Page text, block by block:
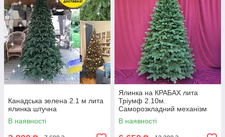
Канадська зелена 2.1 м лита
ялинка штучна
В наявності
Ялинка на КРАБАХ лита
Тріумф 2.10м.
Саморозкладний механізм
Umbrella
В наявності